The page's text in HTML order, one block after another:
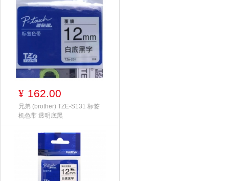
¥ 162.00
兄弟 (brother) TZE-S131 标签
机色带 透明底黑